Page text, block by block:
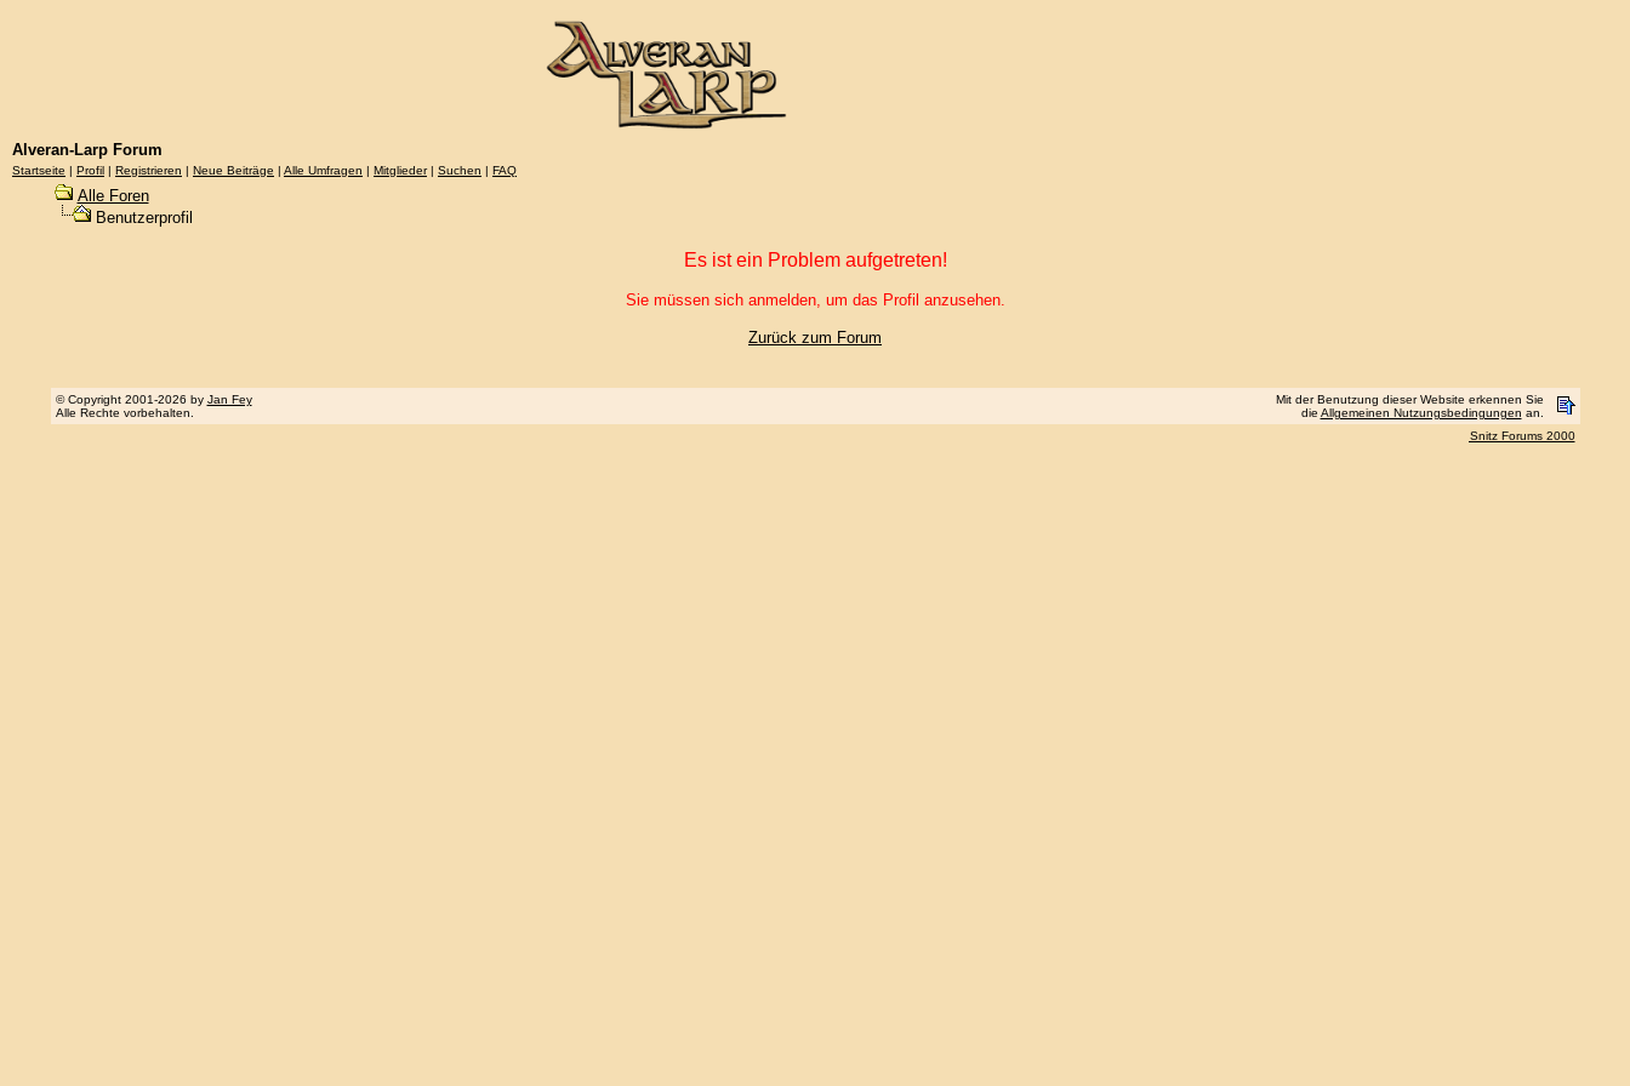
Alveran-Larp Forum
Startseite | Profil | Registrieren | Neue Beiträge | Alle Umfragen | Mitglieder| Suchen | FAQ
Alle Foren
Benutzerprofil
Es ist ein Problem aufgetreten!
Sie müssen sich anmelden, um das Profil anzusehen.
Zurück zum Forum
© Copyright 2001-2026 by Jan Fey
Alle Rechte vorbehalten.
Mit der Benutzung dieser Website erkennen Sie
die Allgemeinen Nutzungsbedingungen an.
Snitz Forums 2000